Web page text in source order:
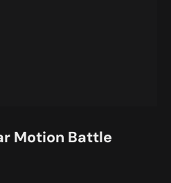
Motion Battle